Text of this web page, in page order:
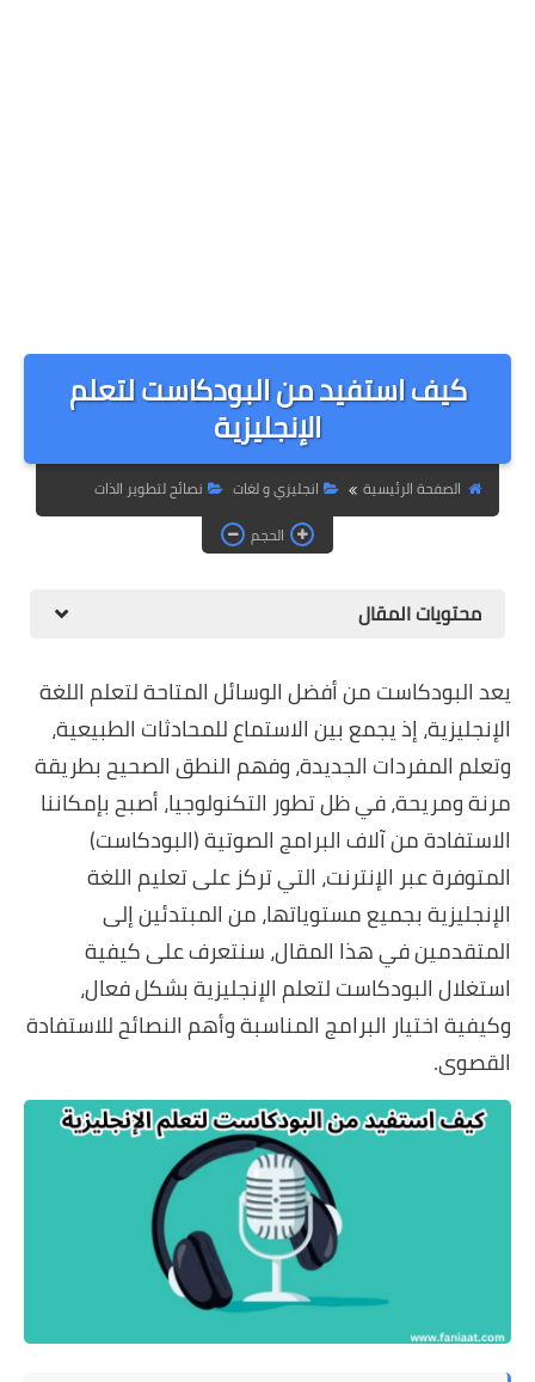
كيف استفيد من البودكاست لتعلم
الإنجليزية
الصفحة الرئيسية انجليزي و لغات
نصائح لتطوير الذات
الحجم
محتويات المقال
يعد البودكاست من أفضل الوسائل المتاحة لتعلم اللغة
الإنجليزية، إذ يجمع بين الاستماع للمحادثات الطبيعية،
وتعلم المفردات الجديدة، وفهم النطق الصحيح بطريقة
مرنة ومريحة، في ظل تطور التكنولوجيا، أصبح بإمكاننا
الاستفادة من آلاف البرامج الصوتية (البودكاست)
المتوفرة عبر الإنترنت، التي تركز على تعليم اللغة
الإنجليزية بجميع مستوياتها، من المبتدئين إلى
المتقدمين في هذا المقال، سنتعرف على كيفية
استغلال البودكاست لتعلم الإنجليزية بشكل فعال،
وكيفية اختيار البرامج المناسبة وأهم النصائح للاستفادة
القصوى.